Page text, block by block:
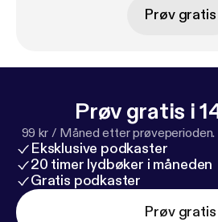
Prøv gratis
Prøv gratis i
99 kr / Måned etter prøveperioden.
Eksklusive podkaster
20 timer lydbøker i måneden
Gratis podkaster
Prøv gratis